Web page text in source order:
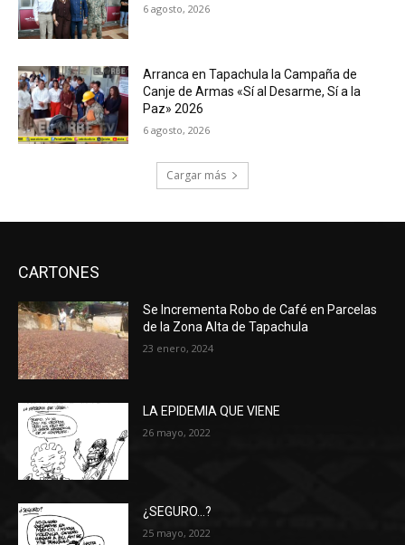
6 agosto, 2026
Arranca en Tapachula la Campaña de
Canje de Armas «Sí al Desarme, Sí a la
Paz» 2026
6 agosto, 2026
Cargar más
CARTONES
Se Incrementa Robo de Café en Parcelas
de la Zona Alta de Tapachula
23 enero, 2024
LA EPIDEMIA QUE VIENE
26 mayo, 2022
¿SEGURO…?
25 mayo, 2022